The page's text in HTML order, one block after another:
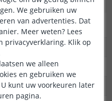
We gebruiken uw
van advertenties. Dat
Meer weten? Lees
privacyverklaring. Klik op
we alleen
en gebruiken we
kunt uw voorkeuren later
pagina.